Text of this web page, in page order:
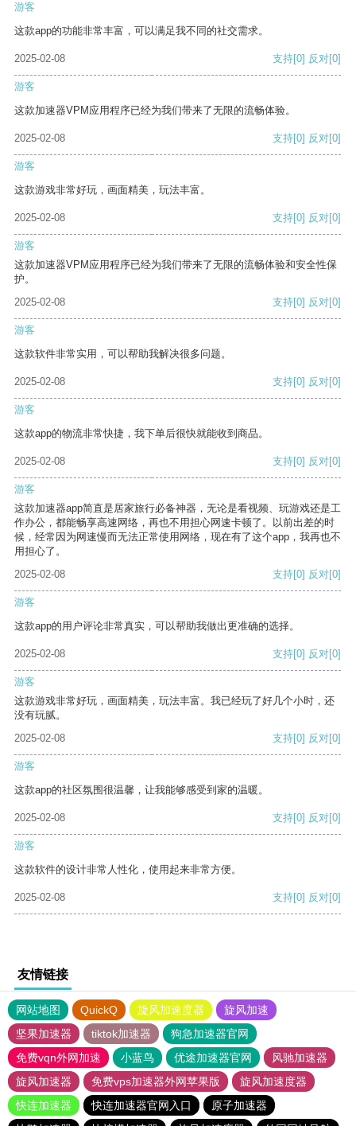
游客
这款app的功能非常丰富，可以满足我不同的社交需求。
2025-02-08 支持[0] 反对[0]
游客
这款加速器VPM应用程序已经为我们带来了无限的流畅体验。
2025-02-08 支持[0] 反对[0]
游客
这款游戏非常好玩，画面精美，玩法丰富。
2025-02-08 支持[0] 反对[0]
游客
这款加速器VPM应用程序已经为我们带来了无限的流畅体验和安全性保
护。
2025-02-08
支持[0] 反对[0]
游客
这款软件非常实用，可以帮助我解决很多问题。
2025-02-08 支持[0] 反对[0]
游客
这款app的物流非常快捷，我下单后很快就能收到商品。
2025-02-08 支持[0] 反对[0]
游客
这款加速器app简直是居家旅行必备神器，无论是看视频、玩游戏还是工
作办公，都能畅享高速网络，再也不用担心网速卡顿了。以前出差的时
候，经常因为网速慢而无法正常使用网络，现在有了这个app，我再也不
用担心了。
2025-02-08
支持[0] 反对[0]
游客
这款app的用户评论非常真实，可以帮助我做出更准确的选择。
2025-02-08 支持[0] 反对[0]
游客
这款游戏非常好玩，画面精美，玩法丰富。我已经玩了好几个小时，还
没有玩腻。
2025-02-08
支持[0] 反对[0]
游客
这款app的社区氛围很温馨，让我能够感受到家的温暖。
2025-02-08 支持[0] 反对[0]
游客
这款软件的设计非常人性化，使用起来非常方便。
2025-02-08 支持[0] 反对[0]
友情链接
网站地图 QuickQ 旋风加速度器
旋风加速
坚果加速器
tiktok加速器
狗急加速器官网
免费vqn外网加速
小蓝鸟 优途加速器官网
风驰加速器
旋风加速器
免费vps加速器外网苹果版
旋风加速度器
快连加速器
快连加速器官网入口
原子加速器